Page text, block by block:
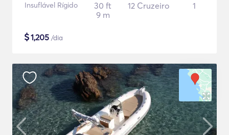
Insuflável Rígido
30 ft
9 m
12 Cruzeiro 1
$1,205 /dia